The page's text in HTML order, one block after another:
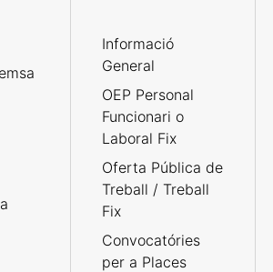
Informació
General
OEP Personal
Funcionari o
Laboral Fix
Oferta Pública de
Treball / Treball
Fix
Convocatóries
per a Places